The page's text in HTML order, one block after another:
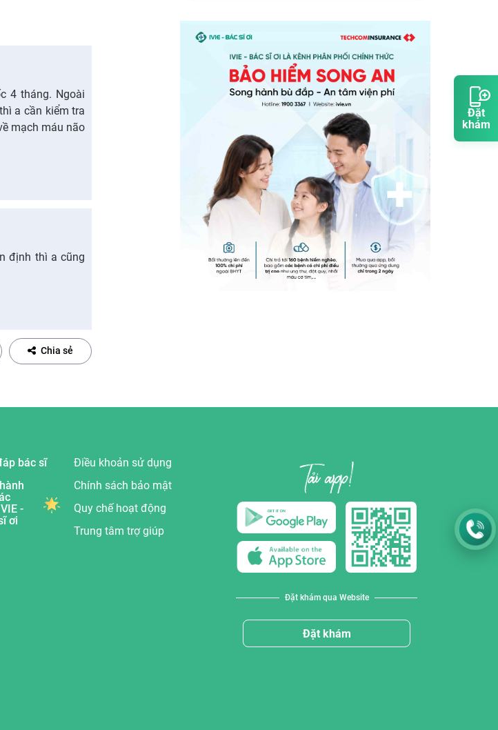
Đặt
khám
4 tháng. Ngoài
a cần kiểm tra
mạch máu não
định thì a cũng
Chia sẻ
bác sĩ
-
ơi
Điều khoản sử dụng
Chính sách bảo mật
Quy chế hoạt động
Trung tâm trợ giúp
Đặt khám qua Website
Đặt khám